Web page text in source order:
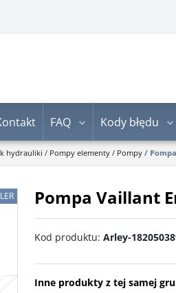
FAQ Kody błędu
hydrauliki / Pompy elementy / Pompy /
Pompa Vaillant
Kod produktu: Arley-
Inne produkty z tej samej